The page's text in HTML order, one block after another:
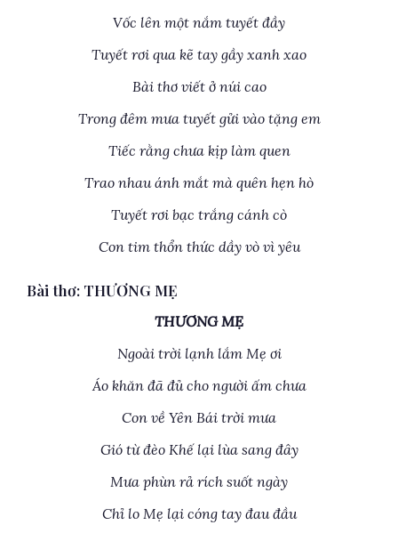
Vốc lên một nắm tuyết đầy
Tuyết rơi qua kẽ tay gầy xanh xao
Bài thơ viết ở núi cao
Trong đêm mưa tuyết gửi vào tặng em
Tiếc rằng chưa kịp làm quen
Trao nhau ánh mắt mà quên hẹn hò
Tuyết rơi bạc trắng cánh cò
Con tim thổn thức dầy vò vì yêu
Bài thơ: THƯƠNG MẸ
THƯƠNG MẸ
Ngoài trời lạnh lắm Mẹ ơi
Áo khăn đã đủ cho người ấm chưa
Con về Yên Bái trời mưa
Gió từ đèo Khế lại lùa sang đây
Mưa phùn rả rích suốt ngày
Chỉ lo Mẹ lại cóng tay đau đầu